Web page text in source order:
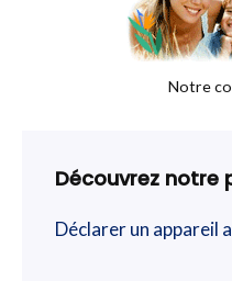
Notre
Découvrez notre
Déclarer un appareil